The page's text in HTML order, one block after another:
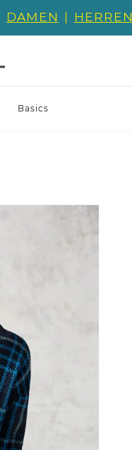
DAMEN | HERREN
Basics